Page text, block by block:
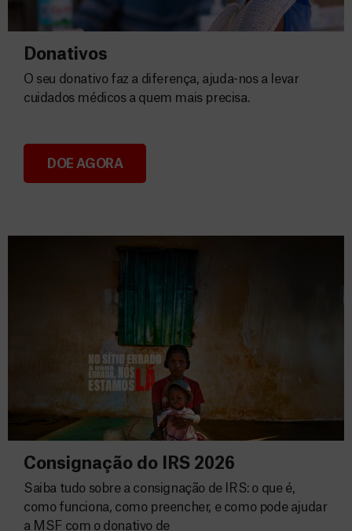
Donativos
Donativos
O seu donativo faz a diferença, ajuda-nos a levar
cuidados médicos a quem mais precisa.
DOE AGORA
Consignação do IRS 2026
Saiba tudo sobre a consignação de IRS: o que é,
como funciona, como preencher, e como pode ajudar
a MSF com o donativo de